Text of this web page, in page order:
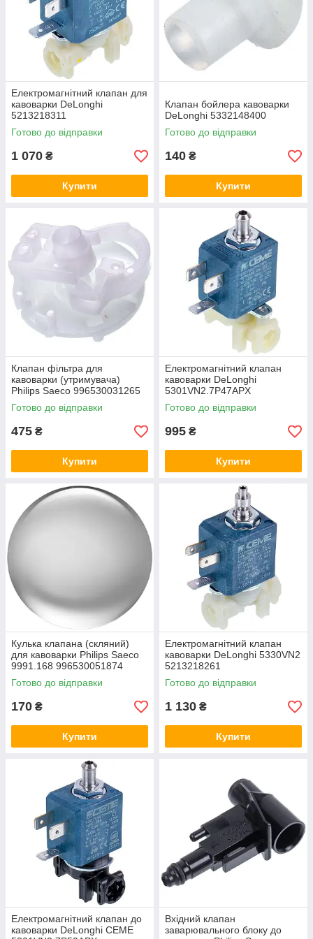
Електромагнітний клапан для
кавоварки DeLonghi
5213218311
Готово до відправки
1 070 ₴
Купити
Клапан бойлера кавоварки
DeLonghi 5332148400
Готово до відправки
140 ₴
Купити
Клапан фільтра для
кавоварки (утримувача)
Philips Saeco 996530031265
Готово до відправки
475 ₴
Купити
Електромагнітний клапан
кавоварки DeLonghi
5301VN2.7P47APX
5213218421
Готово до відправки
995 ₴
Купити
Кулька клапана (скляний)
для кавоварки Philips Saeco
9991.168 996530051874
Готово до відправки
170 ₴
Купити
Електромагнітний клапан
кавоварки DeLonghi 5330VN2
5213218261
Готово до відправки
1 130 ₴
Купити
Електромагнітний клапан до
кавоварки DeLonghi CEME
Вхідний клапан
заварювального блоку до